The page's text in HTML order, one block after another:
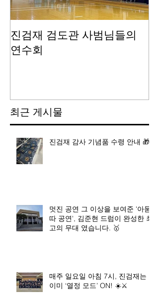
진검재 검도관 사범님들의
연수회
최근 게시물
진검재 감사 기념품 수령 안내 🎁
멋진 공연 그 이상을 보여준 '아묻
따 공연', 김준현 드럼이 완성한 최
고의 무대 였습니다. 🥇
매주 일요일 아침 7시, 진검재는
이미 ‘열정 모드’ ON! ☀️⚔️